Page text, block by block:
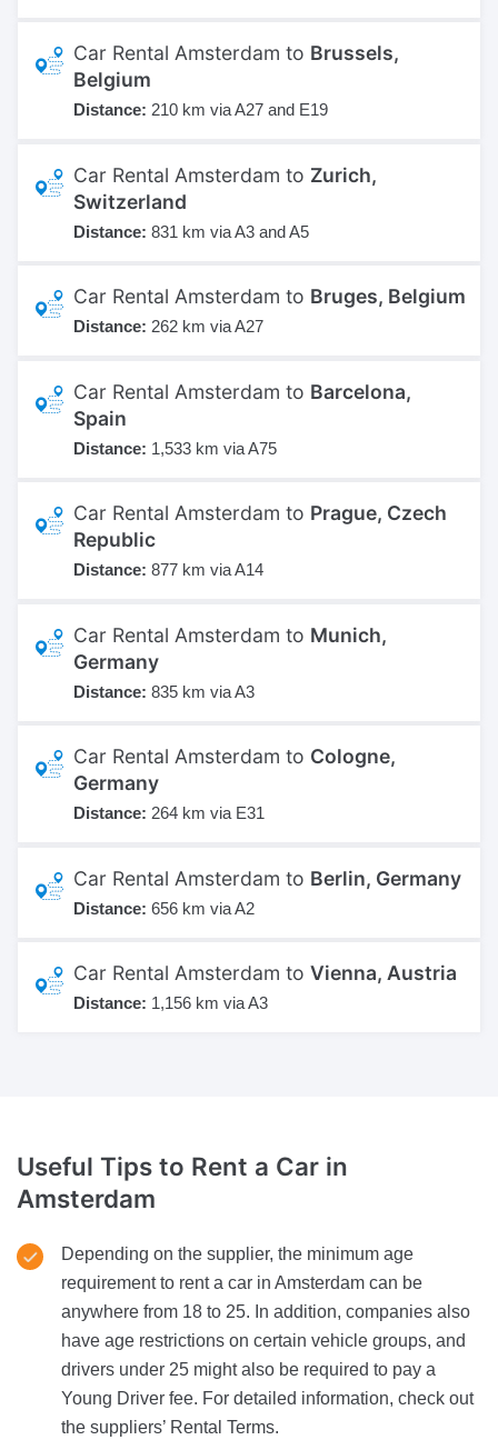
Car Rental Amsterdam to Brussels,
Belgium
Distance: 210 km via A27 and E19
Car Rental Amsterdam to Zurich,
Switzerland
Distance: 831 km via A3 and A5
Car Rental Amsterdam to Bruges, Belgium
Distance: 262 km via A27
Car Rental Amsterdam to Barcelona,
Spain
Distance: 1,533 km via A75
Car Rental Amsterdam to Prague, Czech
Republic
Distance: 877 km via A14
Car Rental Amsterdam to Munich,
Germany
Distance: 835 km via A3
Car Rental Amsterdam to Cologne,
Germany
Distance: 264 km via E31
Car Rental Amsterdam to Berlin, Germany
Distance: 656 km via A2
Car Rental Amsterdam to Vienna, Austria
Distance: 1,156 km via A3
Useful Tips to Rent a Car in
Amsterdam
Depending on the supplier, the minimum age
requirement to rent a car in Amsterdam can be
anywhere from 18 to 25. In addition, companies also
have age restrictions on certain vehicle groups, and
drivers under 25 might also be required to pay a
Young Driver fee. For detailed information, check out
the suppliers’ Rental Terms.